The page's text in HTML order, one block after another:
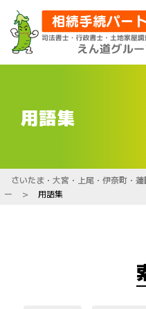
用語集
さいたま・大宮・上尾・伊奈町・
ー
> 用語集